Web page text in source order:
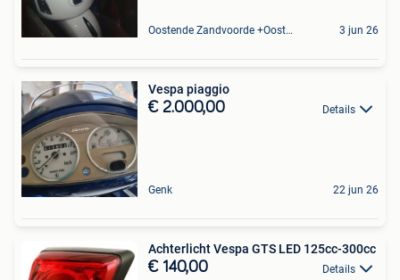
Oostende Zandvoorde +Oostende 3 jun 26
Vespa piaggio
€ 2.000,00 Details
Genk 22 jun 26
Achterlicht Vespa GTS LED 125cc-300cc
€ 140,00 Details